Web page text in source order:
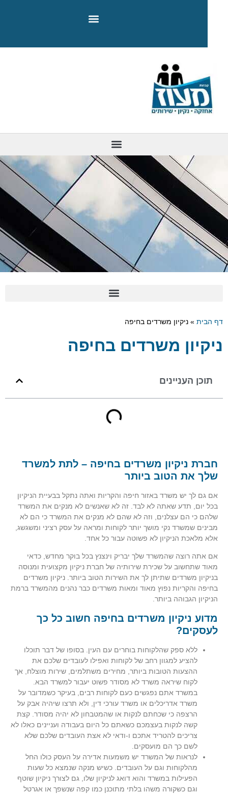
הבית»ניקיון משרדים בחיפה
משרדים בחיפה
תוכן העניינים
חברת ניקיון משרדים בחיפה – לתת למשרד
שלך את הטוב ביותר
אם גם לך יש משרד באזור חיפה והקריות ואתה נתקל בבעיית הניקיון
בכל יום, תדע שאתה לא לבד. זה לא שאנשים לא מנקים את המשרד
שלהם כי הם עצלנים, וזה לא שהם לא מנקים את המשרד כי הם לא
מבינים שמשרד נקי מושך יותר לקוחות ומראה על עסק רציני ומשגשג,
אלא מלאכת הניקיון לא פשוטה עבור כל אחד.
אם אתה רוצה שהמשרד שלך יבריק וינצנץ בכל בוקר מחדש, כדאי
מאוד שתחשוב על שכירת שירותיה של חברת ניקיון מקצועית ומנוסה
בניקיון משרדים שתיתן לך את השירות הטוב ביותר. ניקיון משרדים
בחיפה והקריות נפוץ מאוד ומאות משרדים כבר נהנים מהמשרד ברמת
הניקיון הגבוהה ביותר.
מדוע ניקיון משרדים בחיפה חשוב כל כך
לעסקים?
ללא ספק שהלקוחות בוחרים עם העין. בסופו של דבר תוכלו
להציע למגוון רחב של לקוחות ואפילו לעובדים שלכם את
ההצעות הטובות ביותר, מחירים משתלמים, שירות מוצלח, אך
לקוח שיראה משרד לא מסודר פשוט יעבור למשרד הבא.
במשרד אתם נפגשים כעם לקוחות רבים, בעיקר כשמדובר על
משרד אדריכלים או משרד עורכי דין, ולא תרצו שיהיה אבק על
הרצפה כי שכחתם לנקות או שהמטבחון לא יהיה מסודר. קצת
קשה לנקות בעצמכם כשאתם כל היום בעבודה ועניינים כאלו לא
צריכים להטריד אתכם ו-ודאי לא אצת העובדים שלכם שלא
לשם כך הם מועסקים.
לנראות של המשרד יש משמעות אדירה על העסק כולו החל
מהלקוחות וגם על העובדים. כשיש מנקה שנמצא כל שעות
הפעילות במשרד והוא דואג לניקיון שלו, גם לצורך ניקיון שוטף
וגם כשקורה משהו בלתי מתוכנן כמו קפה שנשפך או אגרטל